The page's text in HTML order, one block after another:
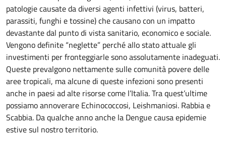
patologie causate da diversi agenti infettivi (virus, batteri,
parassiti, funghi e tossine) che causano con un impatto
devastante dal punto di vista sanitario, economico e sociale.
Vengono definite “neglette” perché allo stato attuale gli
investimenti per fronteggiarle sono assolutamente inadeguati.
Queste prevalgono nettamente sulle comunità povere delle
aree tropicali, ma alcune di queste infezioni sono presenti
anche in paesi ad alte risorse come l’Italia. Tra quest’ultime
possiamo annoverare Echinococcosi, Leishmaniosi. Rabbia e
Scabbia. Da qualche anno anche la Dengue causa epidemie
estive sul nostro territorio.